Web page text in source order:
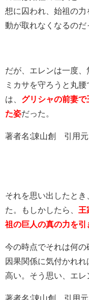
想に囚われ、始祖の
動が取れなくなるのだ
だが、エレンは一度、
ミカサを守ろうと丸
は、 グリシャの前妻
た姿だった。
著者名:諌山創 引用元
それを思い出したと
た。もしかしたら、 王
祖の巨人の真の力を
今の時点でそれは何
因果関係に気付かれ
高い。そう思い、エレ
著者名:諌山創 引用元